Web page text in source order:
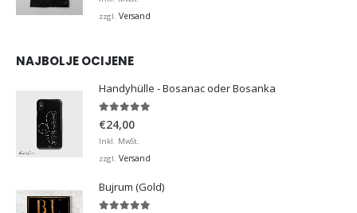
zzgl. Versand
NAJBOLJE OCIJENE
Handyhülle - Bosanac oder Bosanka
5.00von 5
€24,00
Inkl. MwSt.
zzgl. Versand
Bujrum (Gold)